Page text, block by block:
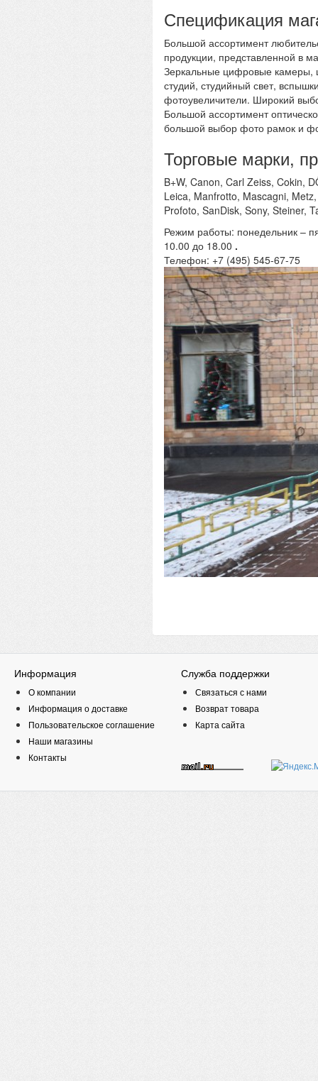
Спецификация
Большой ассортимент
продукции, представленной в
Зеркальные цифровые камеры,
студий, студийный свет,
фотоувеличители. Широкий
Большой ассортимент
большой выбор фото рамок и
Торговые марки,
B+W, Canon, Carl Zeiss, Cokin,
Leica, Manfrotto, Mascagni,
Profoto, SanDisk, Sony, Steiner,
Режим работы: понедельник –
10.00 до 18.00 .
Телефон: +7 (495) 545-67-75
Информация
О компании
Информация о доставке
Пользовательское соглашение
Наши магазины
Контакты
Служба поддержки
Связаться с нами
Возврат товара
Карта сайта